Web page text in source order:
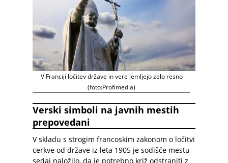
V Franciji ločitev države in vere jemljejo zelo resno
(foto:Profimedia)
Verski simboli na javnih mestih
prepovedani
V skladu s strogim francoskim zakonom o ločitvi
cerkve od države iz leta 1905 je sodišče mestu
sedaj naložilo, da je potrebno križ odstraniti z